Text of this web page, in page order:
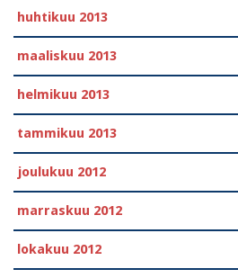
huhtikuu 2013
maaliskuu 2013
helmikuu 2013
tammikuu 2013
joulukuu 2012
marraskuu 2012
lokakuu 2012